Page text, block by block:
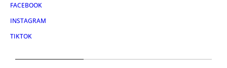
FACEBOOK
INSTAGRAM
TIKTOK